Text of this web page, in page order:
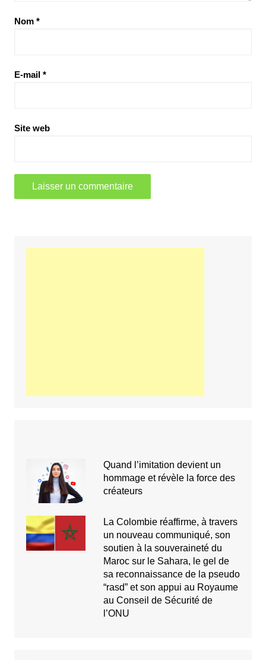
Nom *
E-mail *
Site web
Quand l’imitation devient un
hommage et révèle la force des
créateurs
La Colombie réaffirme, à travers
un nouveau communiqué, son
soutien à la souveraineté du
Maroc sur le Sahara, le gel de
sa reconnaissance de la pseudo
“rasd” et son appui au Royaume
au Conseil de Sécurité de
l’ONU